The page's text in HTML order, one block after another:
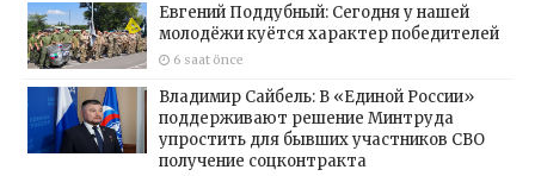
Евгений Поддубный: Сегодня у нашей
молодёжи куётся характер победителей
6 saat önce
Владимир Сайбель: В «Единой России»
поддерживают решение Минтруда
упростить для бывших участников СВО
получение соцконтракта